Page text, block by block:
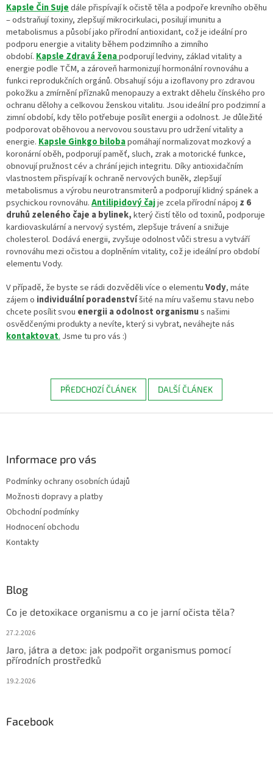
Kapsle Čin Sujedále přispívají k očistě těla a podpoře krevního oběhu
– odstraňují toxiny, zlepšují mikrocirkulaci, posilují imunitu a
metabolismus a působí jako přírodní antioxidant, což je ideální pro
podporu energie a vitality během podzimního a zimního
období. Kapsle Zdravá ženapodporují ledviny, základ vitality a
energie podle TČM, a zároveň harmonizují hormonální rovnováhu a
funkci reprodukčních orgánů. Obsahují sóju a izoflavony pro zdravou
pokožku a zmírnění příznaků menopauzy a extrakt děhelu čínského pro
ochranu dělohy a celkovou ženskou vitalitu. Jsou ideální pro podzimní a
zimní období, kdy tělo potřebuje posílit energii a odolnost. Je důležité
podporovat oběhovou a nervovou soustavu pro udržení vitality a
energie. Kapsle Ginkgo bilobapomáhají normalizovat mozkový a
koronární oběh, podporují paměť, sluch, zrak a motorické funkce,
obnovují pružnost cév a chrání jejich integritu. Díky antioxidačním
vlastnostem přispívají k ochraně nervových buněk, zlepšují
metabolismus a výrobu neurotransmiterů a podporují klidný spánek a
psychickou rovnováhu.Antilipidový čajje zcela přírodní nápoj z 6
druhů zeleného čaje a bylinek,který čistí tělo od toxinů, podporuje
kardiovaskulární a nervový systém, zlepšuje trávení a snižuje
cholesterol. Dodává energii, zvyšuje odolnost vůči stresu a vytváří
rovnováhu mezi očistou a doplněním vitality, což je ideální pro období
elementu Vody.
V případě, že byste se rádi dozvěděli více o elementuVody, máte
zájem o individuální poradenstvíšité na míru vašemu stavu nebo
chcete posílit svou energii a odolnost organismus našimi
osvědčenými produkty a nevíte, který si vybrat, neváhejte nás
kontaktovat. Jsme tu pro vás :)
PŘEDCHOZÍ ČLÁNEK DALŠÍ ČLÁNEK
Informace pro vás
Podmínky ochrany osobních údajů
Možnosti dopravy a platby
Obchodní podmínky
Hodnocení obchodu
Kontakty
Blog
Co je detoxikace organismu a co je jarní očista těla?
27.2.2026
Jaro, játra a detox: jak podpořit organismus pomocí
přírodních prostředků
19.2.2026
Facebook